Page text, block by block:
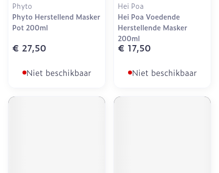
Phyto
Phyto Herstellend Masker
Pot 200ml
€ 27,50
Niet beschikbaar
Hei Poa
Hei Poa Voedende
Herstellende Masker
200ml
€ 17,50
Niet beschikbaar